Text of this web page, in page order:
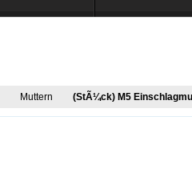
Muttern (StÃ¼ck) M5